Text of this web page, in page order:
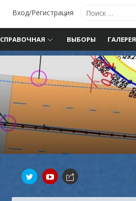
Поиск
Вход/Регистрация
СПРАВОЧНАЯ ВЫБОРЫ ГАЛЕРЕЯ